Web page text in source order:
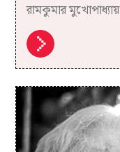
রামকুমার মুখোপাধ্যায়